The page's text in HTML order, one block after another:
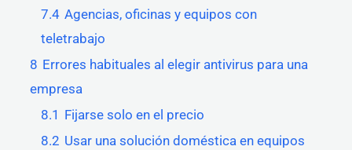
7.4 Agencias, oficinas y equipos con
teletrabajo
8 Errores habituales al elegir antivirus para una
empresa
8.1 Fijarse solo en el precio
8.2 Usar una solución doméstica en equipos